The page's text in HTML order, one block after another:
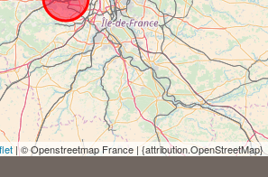
| © Openstreetmap France | {attribution.OpenStreetMap}